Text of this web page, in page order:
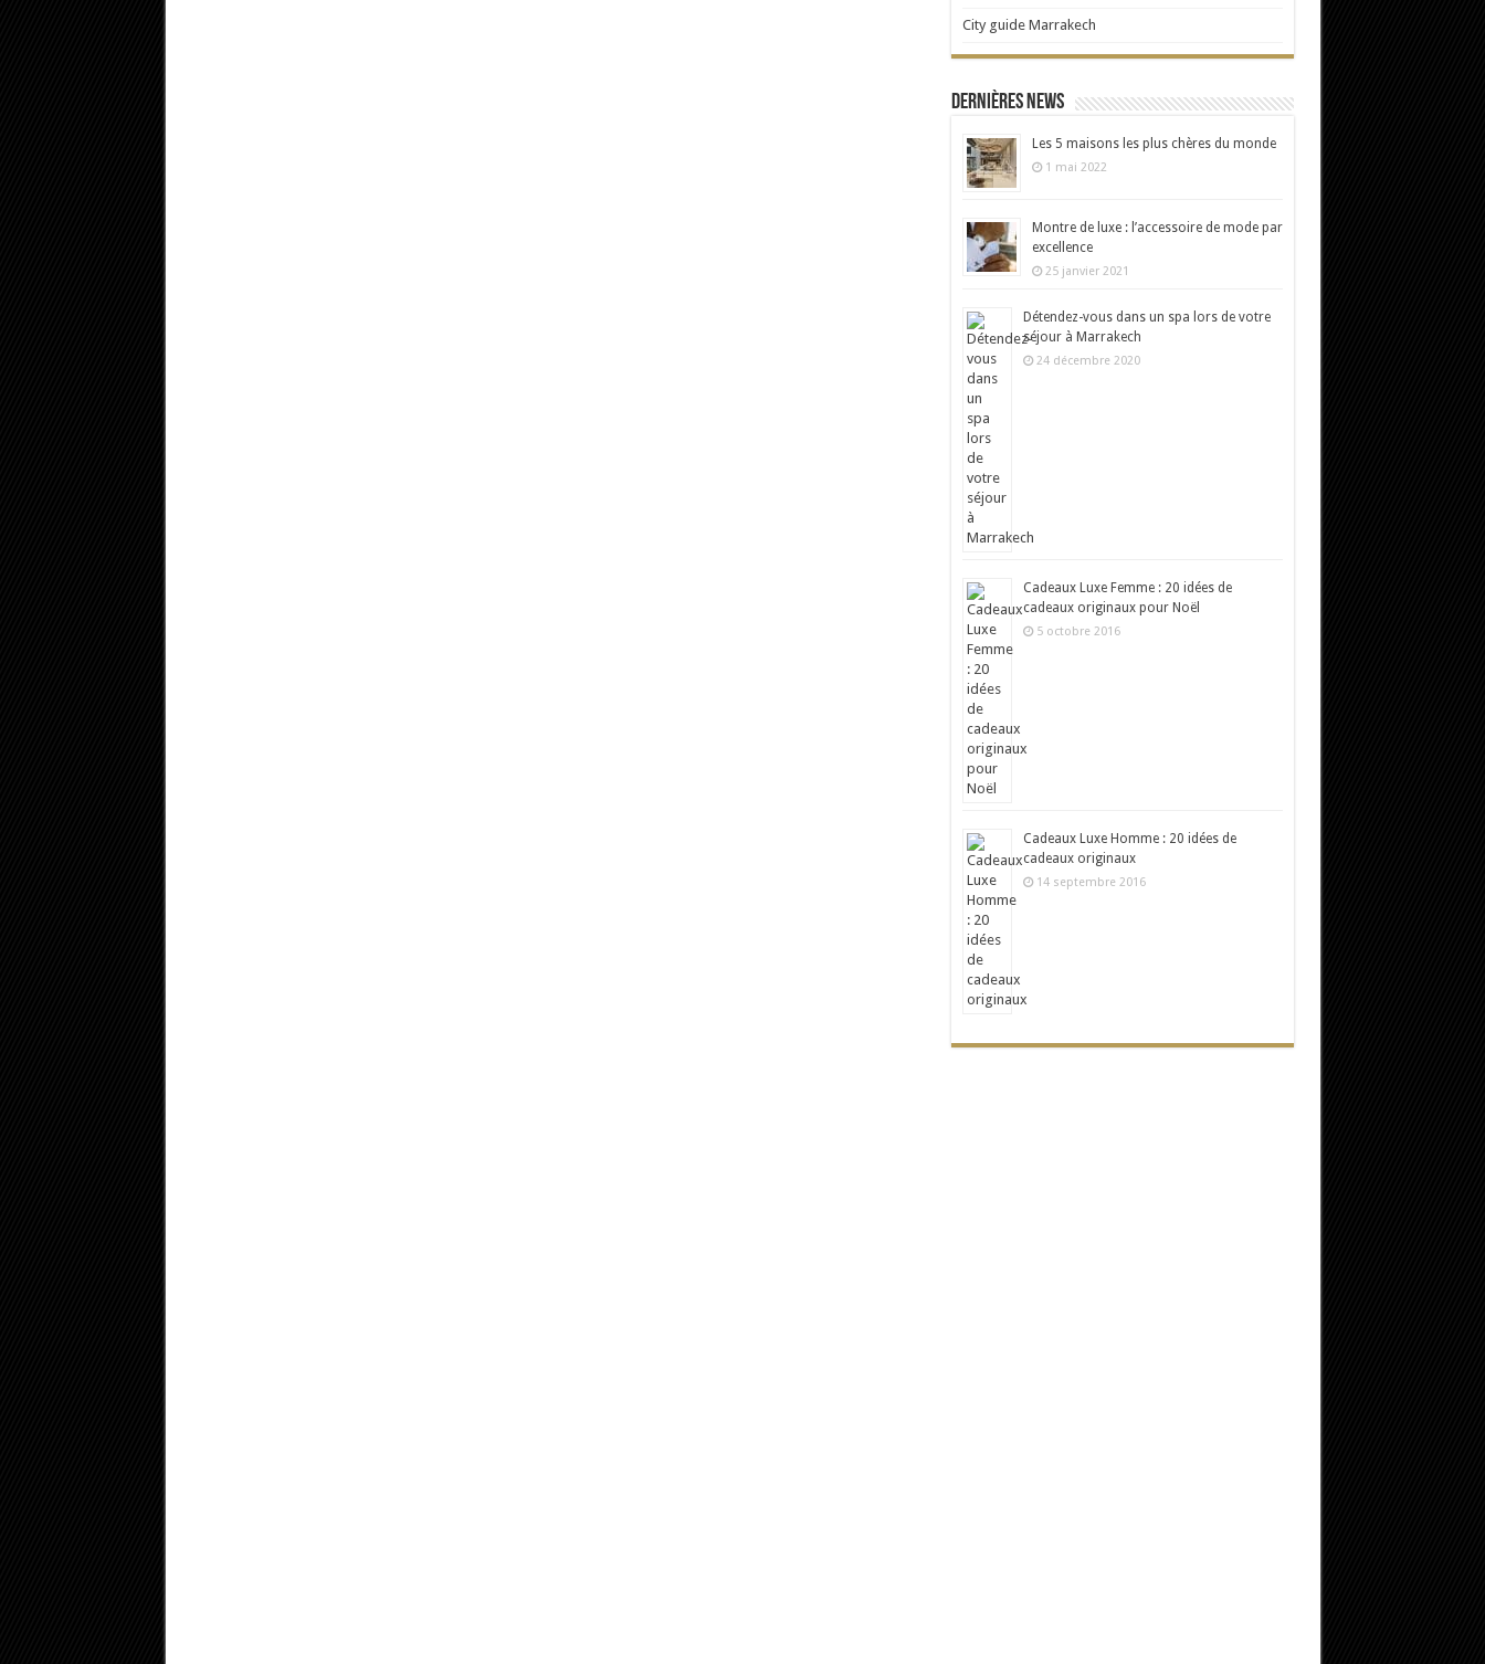
City guide Marrakech
Dernières news
Les 5 maisons les plus chères du monde
1 mai 2022
Montre de luxe : l’accessoire de mode par
excellence
25 janvier 2021
Détendez-vous dans un spa lors de votre
séjour à Marrakech
24 décembre 2020
Cadeaux Luxe Femme : 20 idées de
cadeaux originaux pour Noël
5 octobre 2016
Cadeaux Luxe Homme : 20 idées de
cadeaux originaux
14 septembre 2016